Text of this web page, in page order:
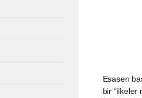
Esasen
bir “ilkeler